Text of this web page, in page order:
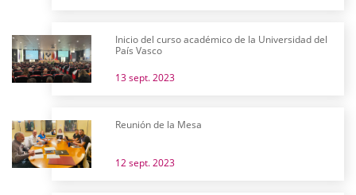
Inicio del curso académico de la Universidad del
País Vasco
13 sept. 2023
Reunión de la Mesa
12 sept. 2023